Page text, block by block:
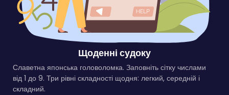
Щоденні судоку
Славетна японська головоломка. Заповніть сітку числами
від 1 до 9. Три рівні складності щодня: легкий, середній і
складний.